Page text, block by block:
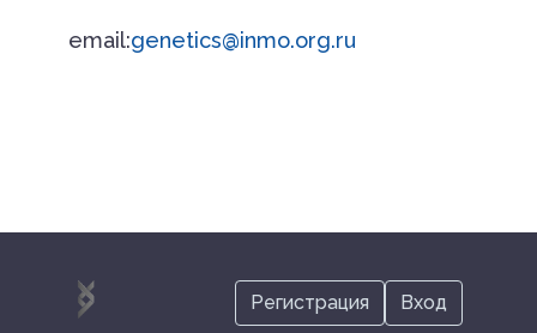
email:genetics@inmo.org.ru
Регистрация Вход